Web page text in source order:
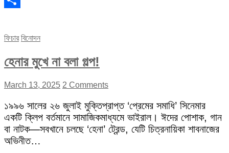
ফিচার বিনোদন
হেনার মুখে না বলা গল্প!
March 13, 2025 2 Comments
১৯৯৬ সালের ২৬ জুলাই মুক্তিপ্রাপ্ত ‘প্রেমের সমাধি’ সিনেমার
একটি ক্লিপ বর্তমানে সামাজিকমাধ্যমে ভাইরাল। ঈদের পোশাক, গান
বা নাটক—সবখানে চলছে ‘হেনা’ ট্রেন্ড, যেটি চিত্রনায়িকা শাবনাজের
অভিনীত…